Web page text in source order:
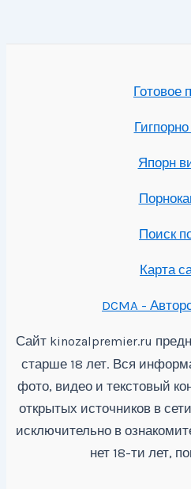
Готовое
Япорн
Поиск
Карта
DCMA -
Сайт kinozalpremier.ru
старше 18 лет. Вся
фото, видео и текстовый
открытых источников в
исключительно в
нет 18-ти лет,